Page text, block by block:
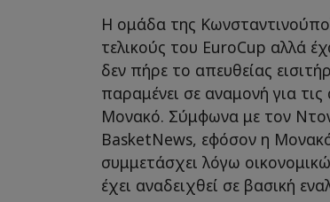
Η ομάδα της
τελικούς του EuroCup αλλά
δεν πήρε το απευθείας
παραμένει σε αναμονή για
Μονακό. Σύμφωνα με τον
BasketNews, εφόσον η
συμμετάσχει λόγω
έχει αναδειχθεί σε βασική